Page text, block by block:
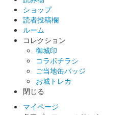
沼田城 御城印
販売終了
沼田城 御城印
販売終了
ショップ
読者投稿欄
ルーム
コレクション
御城印
コラボチラシ
ご当地缶バッジ
お城トレカ
閉じる
マイページ